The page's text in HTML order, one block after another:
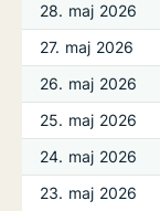
28. maj 2026
27. maj 2026
26. maj 2026
25. maj 2026
24. maj 2026
23. maj 2026